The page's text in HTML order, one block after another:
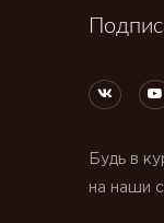
Будь в
на наши